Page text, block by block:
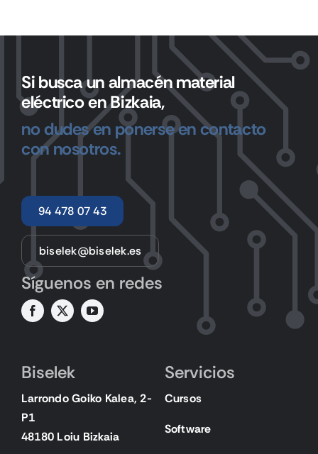
Si busca un almacén material
eléctrico en Bizkaia,
no dudes en ponerse en contacto
con nosotros.
94 478 07 43
biselek@biselek.es
Síguenos en redes
Biselek
Larrondo Goiko Kalea, 2-
P1
48180 Loiu Bizkaia
Servicios
Cursos
Software